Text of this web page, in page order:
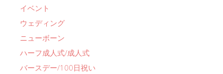
イベント
ウェディング
ニューボーン
ハーフ成人式/成人式
バースデー/100日祝い